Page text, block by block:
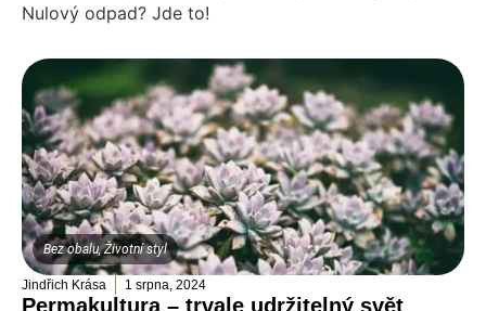
Nulový odpad? Jde to!
Bez obalu,Životní styl
Jindřich Krása 1 srpna, 2024
Permakultura – trvale udržitelný svět